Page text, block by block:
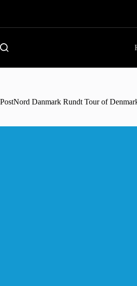
PostNord Danmark Rundt Tour of